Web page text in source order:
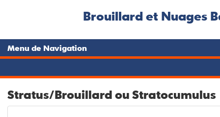
Brouillard et Nuages
Menu de Navigation
Stratus/Brouillard ou Stratocumulus